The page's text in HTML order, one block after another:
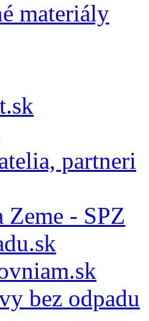
materiály
partneri
Zeme - SPZ
bez odpadu